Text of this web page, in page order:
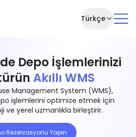
Türkçe
Depo İşlemlerinizi
Akıllı WMS
Management System (WMS),
işlemlerini optimize etmek için
ve yerel uzmanlıkla birleştirir.
Rezervasyonu Yapın